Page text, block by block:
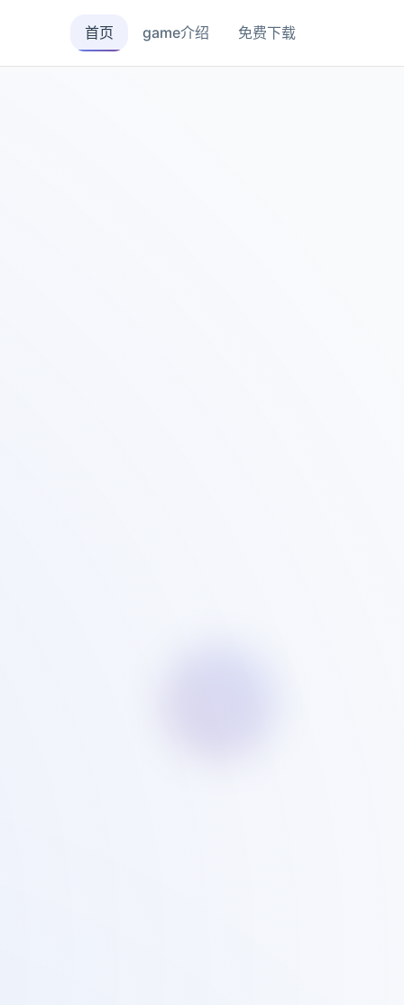
首页 game介绍 免费下载